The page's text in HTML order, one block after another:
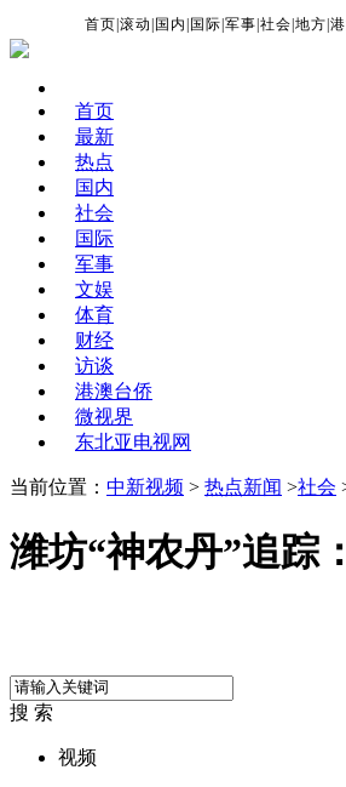
首页 |滚动 国内 国际 |军事 |社会 |地方 |
首页
最新
热点
国内
社会
国际
军事
文娱
体育
财经
访谈
港澳台侨
微视界
东北亚电视网
当前位置： 中新视频 > 热点新闻 >社会
潍坊“神农丹”追踪
搜 索
视频